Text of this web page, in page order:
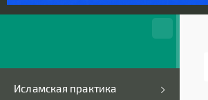
Исламская практика